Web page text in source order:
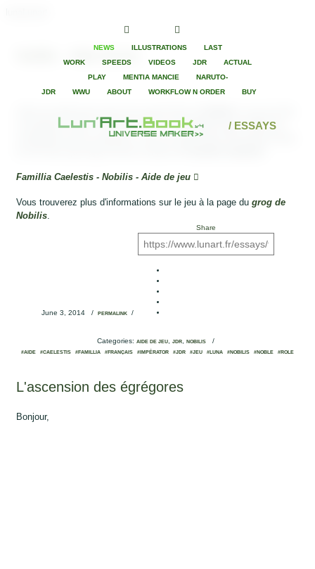
NEWS ILLUSTRATIONS
LAST
WORK
SPEEDS VIDEOS JDR
ACTUAL
PLAY
MENTIA MANCIE
NARUTO-
JDR
WWU ABOUT WORKFLOW N ORDER BUY
/ ESSAYS
Nobilis - Aide de jeu
conceptuel et divin. J'ai écris cela il y a longtemps pour étoffer les
campagnes que je maitrisais, c'est un résumé des PNJ présent dans
Famillia Caelestis - Nobilis - Aide de jeu
Vous trouverez plus d'informations sur le jeu à la page du grog de
Nobilis
June 3, 2014 / PERMALINK/
Share
Categories: AIDE DE JEU, JDR, NOBILIS/
#AIDE #CAELESTIS #FAMILLIA #FRANÇAIS #IMPÉRATOR #JDR #JEU #LUNA #NOBILIS #NOBLE #ROLE
L'ascension des égrégores
Bonjour,